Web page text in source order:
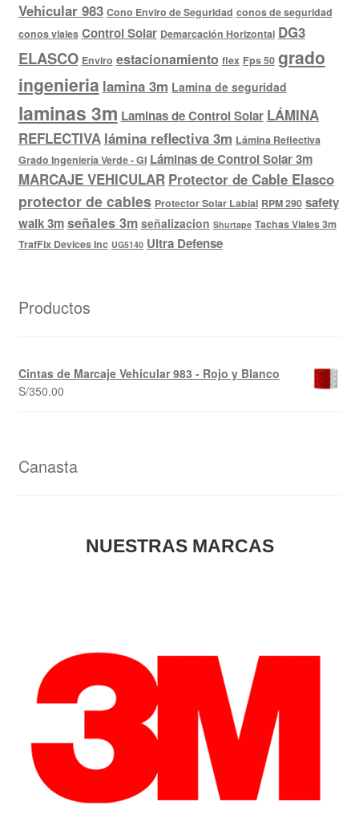
Vehicular 983 Cono Enviro de Seguridad conos de seguridad
conos viales Control Solar Demarcación Horizontal DG3
ELASCO Enviro estacionamiento flex Fps 50 grado
ingenieria lamina 3m Lamina de seguridad
laminas 3m Laminas de Control Solar LÁMINA
REFLECTIVA lámina reflectiva 3m Lámina Reflectiva
Grado Ingeniería Verde - GI Láminas de Control Solar 3m
MARCAJE VEHICULAR Protector de Cable Elasco
protector de cables Protector Solar Labial RPM 290 safety
walk 3mseñales 3m señalizacion Shurtape Tachas Viales 3m
TrafFix Devices Inc UG5140 Ultra Defense
Productos
Cintas de Marcaje Vehicular 983 - Rojo y Blanco
S/350.00
Canasta
NUESTRAS MARCAS